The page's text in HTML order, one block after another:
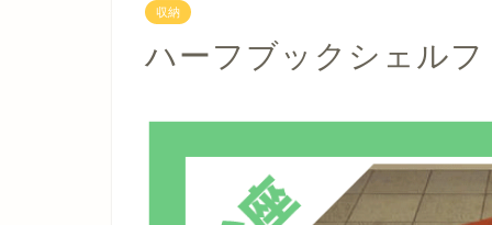
収納
ハーフブックシェル